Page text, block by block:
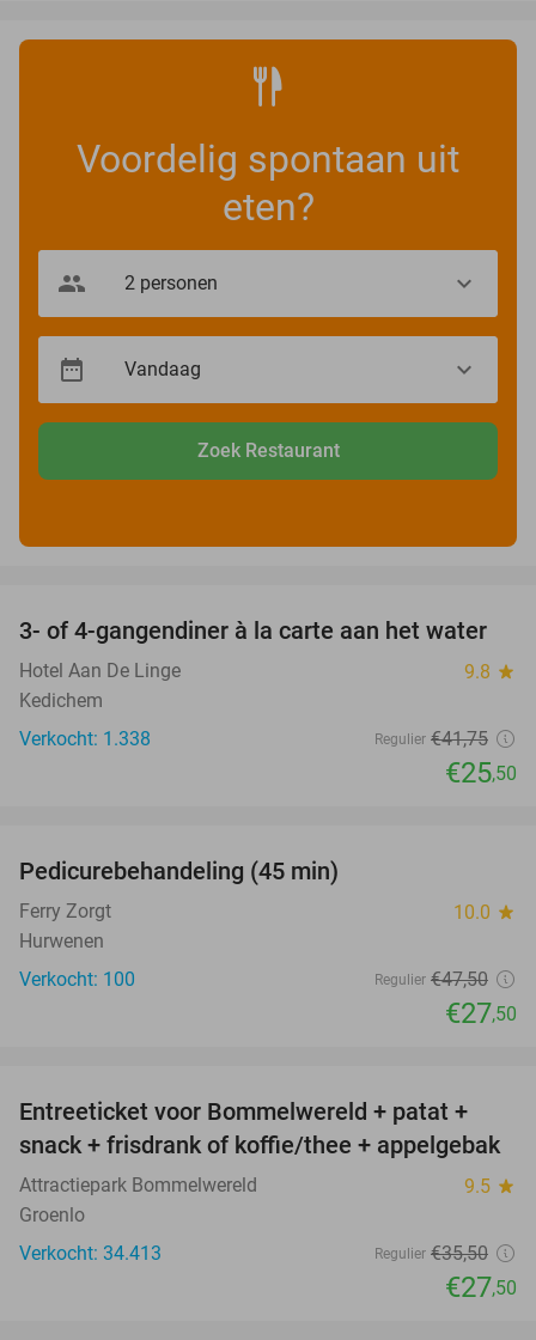
Voordelig spontaan uit
eten?
Zoek Restaurant
39%
3- of 4-gangendiner à la carte aan het water
Hotel Aan De Linge 9.8 star
Kedichem
Verkocht: 1.338
Regulier €41,75
€25,50
OUT
Pedicurebehandeling (45 min)
Ferry Zorgt 10.0 star
Hurwenen
Verkocht: 100
Regulier €47,50
€27,50
23%
Entreeticket voor Bommelwereld + patat +
snack + frisdrank of koffie/thee + appelgebak
Attractiepark Bommelwereld 9.5 star
Groenlo
Verkocht: 34.413
Regulier €35,50
€27,50